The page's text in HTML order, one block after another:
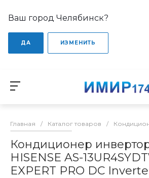
Ваш город Челябинск?
ДА ИЗМЕНИТЬ
Главная / Каталог товаров /
Кондиционер
HISENSE AS-
EXPERT PRO DC